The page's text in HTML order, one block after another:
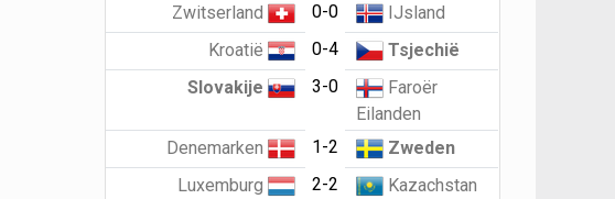
Zwitserland
0-0
IJsland
Kroatië
0-4
Tsjechië
Slovakije
3-0
Faroër
Eilanden
Denemarken
1-2
Zweden
Luxemburg
2-2
Kazachstan